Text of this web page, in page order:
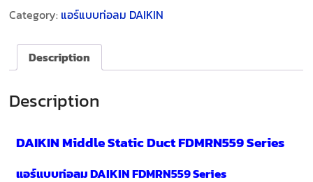
Category: แอร์แบบท่อลม DAIKIN
Description
Description
DAIKIN Middle Static Duct FDMRN559 Series
แอร์แบบท่อลม DAIKIN FDMRN559 Series